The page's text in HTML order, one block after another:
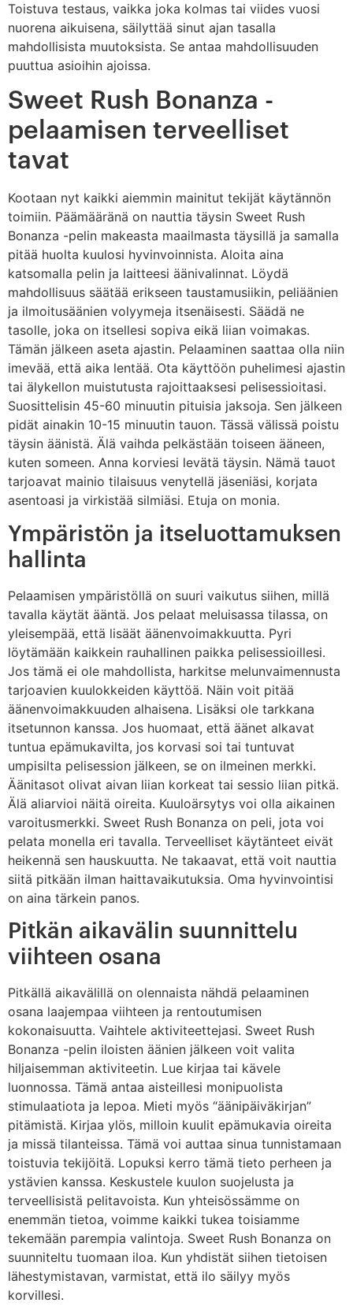
Toistuva testaus, vaikka joka kolmas tai viides vuosi
nuorena aikuisena, säilyttää sinut ajan tasalla
mahdollisista muutoksista. Se antaa mahdollisuuden
puuttua asioihin ajoissa.
Sweet Rush Bonanza -
pelaamisen terveelliset
tavat
Kootaan nyt kaikki aiemmin mainitut tekijät käytännön
toimiin. Päämääränä on nauttia täysin Sweet Rush
Bonanza -pelin makeasta maailmasta täysillä ja samalla
pitää huolta kuulosi hyvinvoinnista. Aloita aina
katsomalla pelin ja laitteesi äänivalinnat. Löydä
mahdollisuus säätää erikseen taustamusiikin, peliäänien
ja ilmoitusäänien volyymeja itsenäisesti. Säädä ne
tasolle, joka on itsellesi sopiva eikä liian voimakas.
Tämän jälkeen aseta ajastin. Pelaaminen saattaa olla niin
imevää, että aika lentää. Ota käyttöön puhelimesi ajastin
tai älykellon muistutusta rajoittaaksesi pelisessioitasi.
Suosittelisin 45-60 minuutin pituisia jaksoja. Sen jälkeen
pidät ainakin 10-15 minuutin tauon. Tässä välissä poistu
täysin äänistä. Älä vaihda pelkästään toiseen ääneen,
kuten someen. Anna korviesi levätä täysin. Nämä tauot
tarjoavat mainio tilaisuus venytellä jäseniäsi, korjata
asentoasi ja virkistää silmiäsi. Etuja on monia.
Ympäristön ja itseluottamuksen
hallinta
Pelaamisen ympäristöllä on suuri vaikutus siihen, millä
tavalla käytät ääntä. Jos pelaat meluisassa tilassa, on
yleisempää, että lisäät äänenvoimakkuutta. Pyri
löytämään kaikkein rauhallinen paikka pelisessioillesi.
Jos tämä ei ole mahdollista, harkitse melunvaimennusta
tarjoavien kuulokkeiden käyttöä. Näin voit pitää
äänenvoimakkuuden alhaisena. Lisäksi ole tarkkana
itsetunnon kanssa. Jos huomaat, että äänet alkavat
tuntua epämukavilta, jos korvasi soi tai tuntuvat
umpisilta pelisession jälkeen, se on ilmeinen merkki.
Äänitasot olivat aivan liian korkeat tai sessio liian pitkä.
Älä aliarvioi näitä oireita. Kuuloärsytys voi olla aikainen
varoitusmerkki. Sweet Rush Bonanza on peli, jota voi
pelata monella eri tavalla. Terveelliset käytänteet eivät
heikennä sen hauskuutta. Ne takaavat, että voit nauttia
siitä pitkään ilman haittavaikutuksia. Oma hyvinvointisi
on aina tärkein panos.
Pitkän aikavälin suunnittelu
viihteen osana
Pitkällä aikavälillä on olennaista nähdä pelaaminen
osana laajempaa viihteen ja rentoutumisen
kokonaisuutta. Vaihtele aktiviteettejasi. Sweet Rush
Bonanza -pelin iloisten äänien jälkeen voit valita
hiljaisemman aktiviteetin. Lue kirjaa tai kävele
luonnossa. Tämä antaa aisteillesi monipuolista
stimulaatiota ja lepoa. Mieti myös “äänipäiväkirjan”
pitämistä. Kirjaa ylös, milloin kuulit epämukavia oireita
ja missä tilanteissa. Tämä voi auttaa sinua tunnistamaan
toistuvia tekijöitä. Lopuksi kerro tämä tieto perheen ja
ystävien kanssa. Keskustele kuulon suojelusta ja
terveellisistä pelitavoista. Kun yhteisössämme on
enemmän tietoa, voimme kaikki tukea toisiamme
tekemään parempia valintoja. Sweet Rush Bonanza on
suunniteltu tuomaan iloa. Kun yhdistät siihen tietoisen
lähestymistavan, varmistat, että ilo säilyy myös
korvillesi.